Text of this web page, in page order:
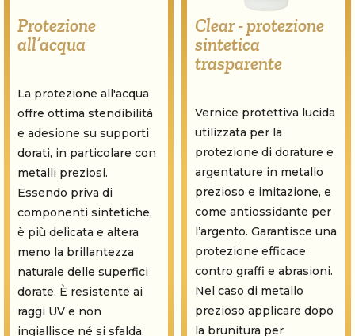
Protezione
all’acqua
La protezione all'acqua
offre ottima stendibilità
e adesione su supporti
dorati, in particolare con
metalli preziosi.
Essendo priva di
componenti sintetiche,
è più delicata e altera
meno la brillantezza
naturale delle superfici
dorate. È resistente ai
raggi UV e non
ingiallisce né si sfalda,
Clear - protezione
sintetica
trasparente
Vernice protettiva lucida
utilizzata per la
protezione di dorature e
argentature in metallo
prezioso e imitazione, e
come antiossidante per
l’argento. Garantisce una
protezione efficace
contro graffi e abrasioni.
Nel caso di metallo
prezioso applicare dopo
la brunitura per